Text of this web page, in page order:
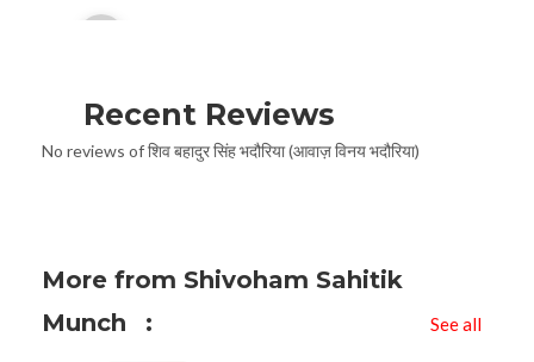
Player
Recent Reviews
No reviews of शिव बहादुर सिंह भदौरिया (आवाज़ विनय भदौरिया)
More from Shivoham Sahitik
Munch
See all